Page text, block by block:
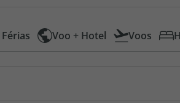
Voo + Hotel Voos